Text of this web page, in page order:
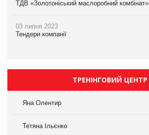
ТДВ «Золотоніський маслоробний комбінат»
03 липня 2023
Тендери компанії
ТРЕНІНГОВИЙ ЦЕНТР
Яна Олентир
Тетяна Ільєнко